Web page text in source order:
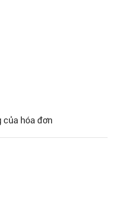
của hóa đơn